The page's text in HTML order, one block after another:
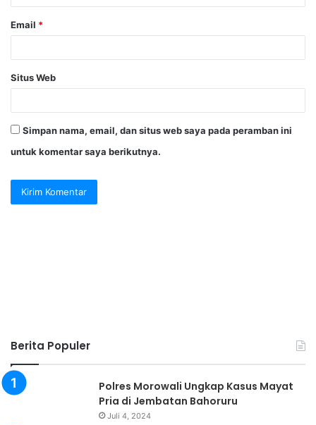
Email *
Situs Web
Simpan nama, email, dan situs web saya pada peramban ini
untuk komentar saya berikutnya.
Berita Populer
Polres Morowali Ungkap Kasus Mayat
Pria di Jembatan Bahoruru
Juli 4, 2024